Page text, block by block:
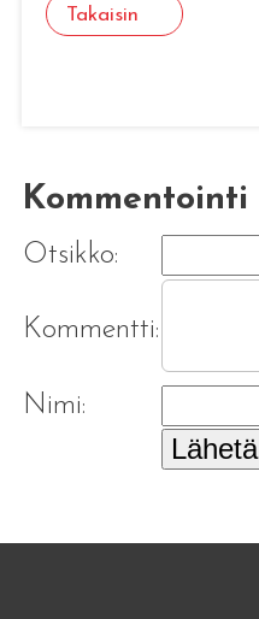
Takaisin
Kommentointi
Otsikko:
Kommentti:
Nimi:
Lähetä